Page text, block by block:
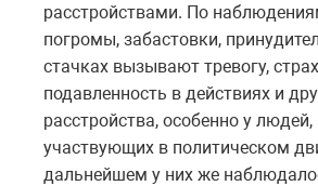
расстройствами. По
погромы, забастовки,
стачках вызывают тревогу,
подавленность в действиях и
расстройства, особенно у людей,
участвующих в политическом
дальнейшем у них же